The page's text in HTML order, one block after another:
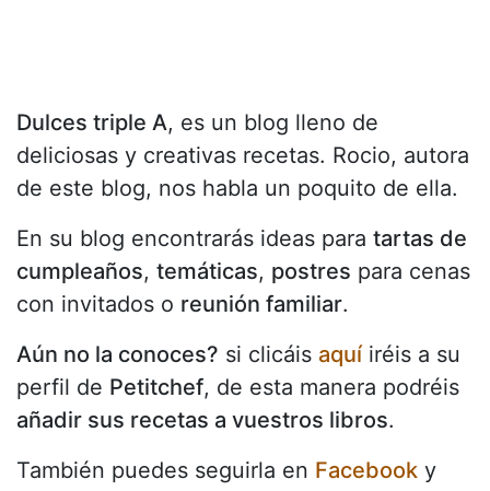
Dulces triple A, es un blog lleno de
deliciosas y creativas recetas. Rocio, autora
de este blog, nos habla un poquito de ella.
En su blog encontrarás ideas para tartas de
cumpleaños, temáticas, postres para cenas
con invitados o reunión familiar.
Aún no la conoces? si clicáis aquí iréis a su
perfil de Petitchef, de esta manera podréis
añadir sus recetas a vuestros libros.
También puedes seguirla en Facebook y